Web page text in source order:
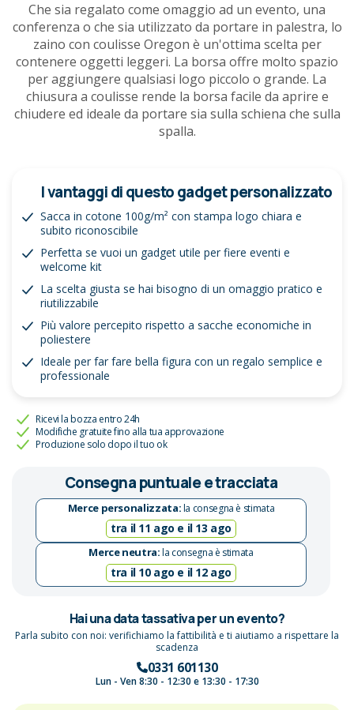
Che sia regalato come omaggio ad un evento, una
conferenza o che sia utilizzato da portare in palestra, lo
zaino con coulisse Oregon è un'ottima scelta per
contenere oggetti leggeri. La borsa offre molto spazio
per aggiungere qualsiasi logo piccolo o grande. La
chiusura a coulisse rende la borsa facile da aprire e
chiudere ed ideale da portare sia sulla schiena che sulla
spalla.
I vantaggi di questo gadget personalizzato
Sacca in cotone 100g/m² con stampa logo chiara e
subito riconoscibile
Perfetta se vuoi un gadget utile per fiere eventi e
welcome kit
La scelta giusta se hai bisogno di un omaggio pratico e
riutilizzabile
Più valore percepito rispetto a sacche economiche in
poliestere
Ideale per far fare bella figura con un regalo semplice e
professionale
Ricevi la bozza entro 24h
Modifiche gratuite fino alla tua approvazione
Produzione solo dopo il tuo ok
Consegna puntuale e tracciata
Merce personalizzata:la consegna è stimata
tra il 11 ago e il 13 ago
Merce neutra:la consegna è stimata
tra il 10 ago e il 12 ago
Hai una data tassativa per un evento?
Parla subito con noi: verifichiamo la fattibilità e ti aiutiamo a rispettare la
scadenza
0331 601130
Lun - Ven 8:30 - 12:30 e 13:30 - 17:30